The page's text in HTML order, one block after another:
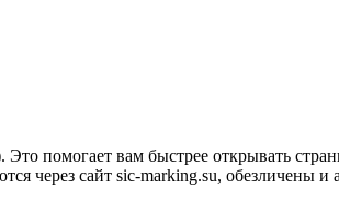
помогает вам быстрее открывать
через сайт sic-marking.su, обезличены